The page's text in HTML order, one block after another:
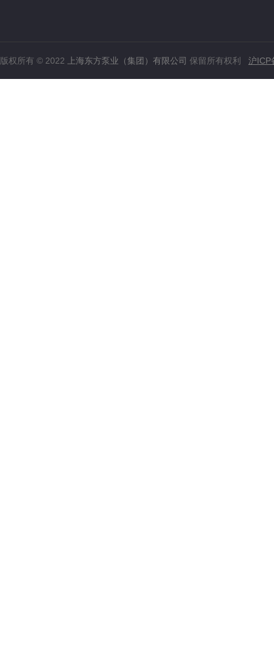
版权所有 © 2022 上海东方泵业（集团）有限公司 保留所有权利 沪ICP